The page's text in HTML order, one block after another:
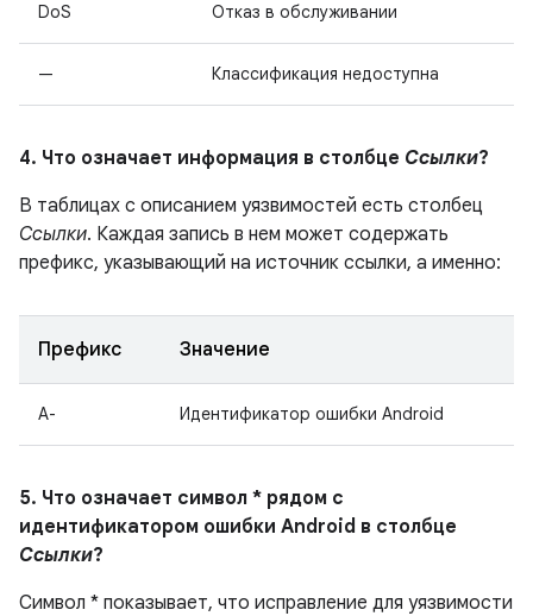
DoS Отказ в обслуживании
— Классификация недоступна
4. Что означает информация в столбце Ссылки?
В таблицах с описанием уязвимостей есть столбец
Ссылки. Каждая запись в нем может содержать
префикс, указывающий на источник ссылки, а именно:
Префикс Значение
A- Идентификатор ошибки Android
5. Что означает символ * рядом с
идентификатором ошибки Android в столбце
Ссылки?
Символ * показывает, что исправление для уязвимости